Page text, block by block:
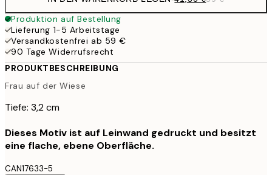
Produktion auf Bestellung
Lieferung 1-5 Arbeitstage
Versandkostenfrei ab 59 €
90 Tage Widerrufsrecht
PRODUKTBESCHREIBUNG
Frau auf der Wiese
Tiefe: 3,2 cm
Dieses Motiv ist auf Leinwand gedruckt und besitzt
eine flache, ebene Oberfläche.
CAN17633-5